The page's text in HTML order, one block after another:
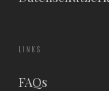
LINKS
FAQs